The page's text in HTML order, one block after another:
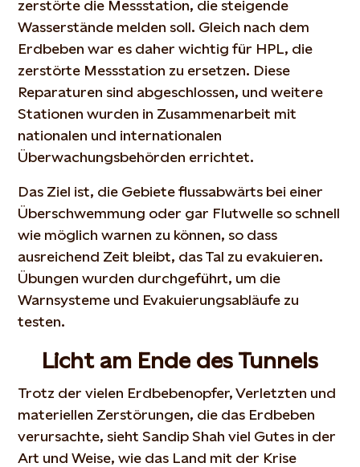
zerstörte die Messstation, die steigende
Wasserstände melden soll. Gleich nach dem
Erdbeben war es daher wichtig für HPL, die
zerstörte Messstation zu ersetzen. Diese
Reparaturen sind abgeschlossen, und weitere
Stationen wurden in Zusammenarbeit mit
nationalen und internationalen
Überwachungsbehörden errichtet.
Das Ziel ist, die Gebiete flussabwärts bei einer
Überschwemmung oder gar Flutwelle so schnell
wie möglich warnen zu können, so dass
ausreichend Zeit bleibt, das Tal zu evakuieren.
Übungen wurden durchgeführt, um die
Warnsysteme und Evakuierungsabläufe zu
testen.
Licht am Ende des Tunnels
Trotz der vielen Erdbebenopfer, Verletzten und
materiellen Zerstörungen, die das Erdbeben
verursachte, sieht Sandip Shah viel Gutes in der
Art und Weise, wie das Land mit der Krise